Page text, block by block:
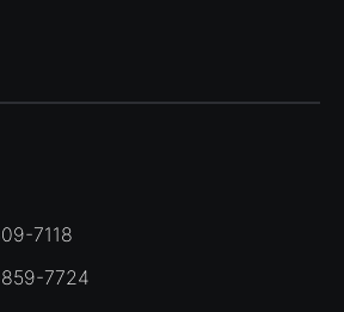
7118
7724